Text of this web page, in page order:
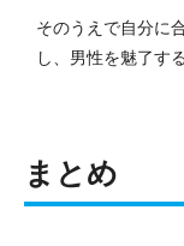
そのうえで自分に
し、男性を魅了す
まとめ